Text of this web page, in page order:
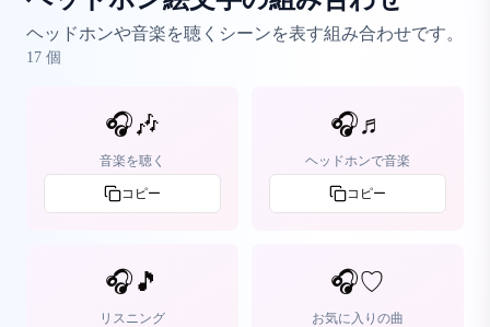
ヘッドホンや音楽を聴くシーンを表す組み合わせです。
17 個
🎧🎶
音楽を聴く
コピー
🎧♬
ヘッドホンで音楽
コピー
🎧🎵
リスニング
🎧♡
お気に入りの曲